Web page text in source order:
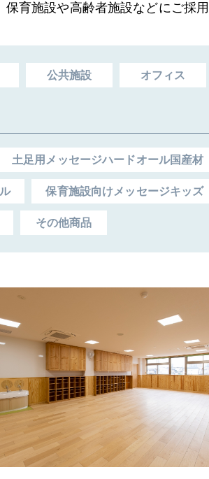
育施設や高齢者施設などにご採
公共施設 オフィス
土足用メッセージハードオール国産材
保育施設向けメッセージキッズ
その他商品